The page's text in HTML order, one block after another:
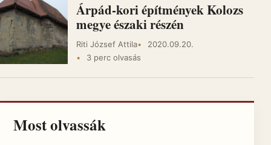
Árpád-kori építmények Kolozs
megye északi részén
Riti József Attila
2020.09.20.
3 perc olvasás
Most olvassák